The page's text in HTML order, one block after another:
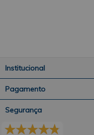
Institucional
Pagamento
Segurança